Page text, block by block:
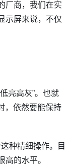
厂商，我们在实
示屏来说，不仅
亮高灰”。也就
，依然要能保持
种精细操作。目
的水平。